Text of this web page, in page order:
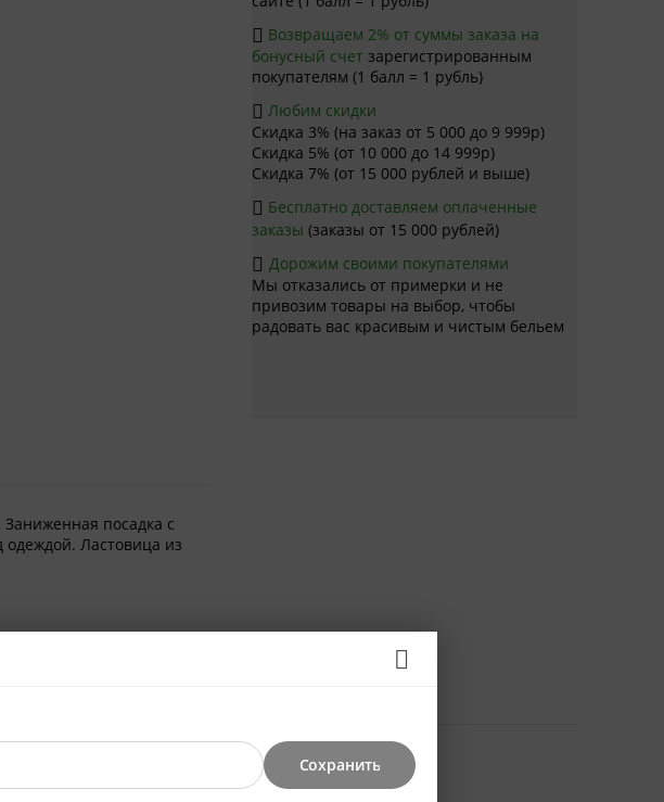
 Возвращаем 2% от суммы заказа на
бонусный счет зарегистрированным
покупателям (1 балл = 1 рубль)
 Любим скидки
Скидка 3% (на заказ от 5 000 до 9 999р)
Скидка 5% (от 10 000 до 14 999р)
Скидка 7% (от 15 000 рублей и выше)
 Бесплатно доставляем оплаченные
заказы (заказы от 15 000 рублей)
 Дорожим своими покупателями
Мы отказались от примерки и не
привозим товары на выбор, чтобы
радовать вас красивым и чистым бельем
посадка с
Ластовица из
30%
Сохранить